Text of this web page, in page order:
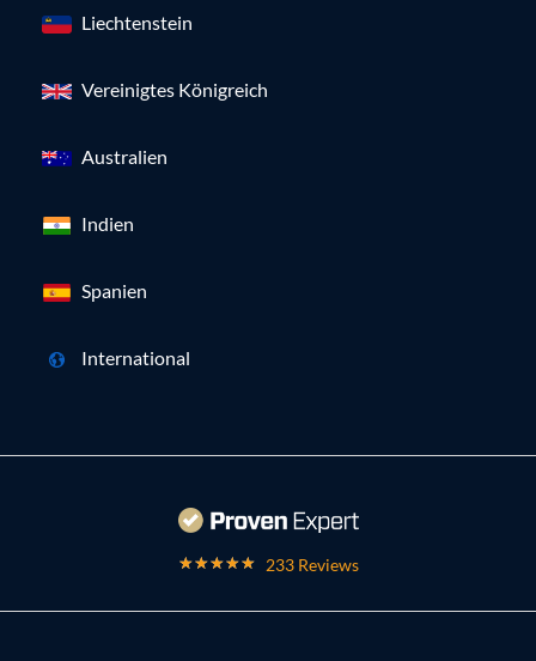
Liechtenstein
Vereinigtes Königreich
Australien
Indien
Spanien
International
233 Reviews